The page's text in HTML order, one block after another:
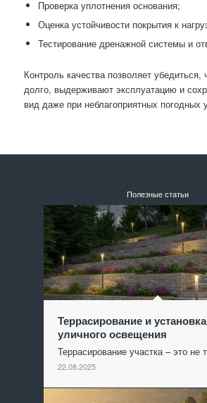
Проверка уплотнения основания;
Оценка устойчивости покрытия к
Тестирование дренажной системы и
Контроль качества позволяет
долго, выдерживают эксплуатацию и
вид даже при неблагоприятных погодных
Полезные статьи
Террасирование и установка
уличного освещения
Террасирование участка – это не
22.08.2025